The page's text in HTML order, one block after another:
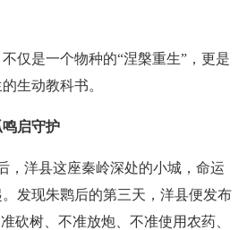
仅是一个物种的“涅槃重生”，更是
生动教科书。
启守护
，洋县这座秦岭深处的小城，命运
发现朱鹮后的第三天，洋县便发布
砍树、不准放炮、不准使用农药、